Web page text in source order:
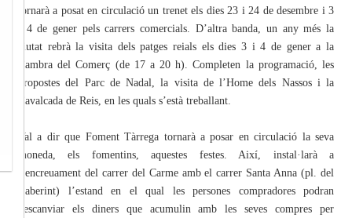
tornarà a posat en circulació un trenet els dies 23 i 24 de desembre i 3
i 4 de gener pels carrers comercials. D’altra banda, un any més la
ciutat rebrà la visita dels patges reials els dies 3 i 4 de gener a la
Cambra del Comerç (de 17 a 20 h). Completen la programació, les
propostes del Parc de Nadal, la visita de l’Home dels Nassos i la
Cavalcada de Reis, en les quals s’està treballant.
Val a dir que Foment Tàrrega tornarà a posar en circulació la seva
moneda, els fomentins, aquestes festes. Així, instal·larà a
l’encreuament del carrer del Carme amb el carrer Santa Anna (pl. del
Laberint) l’estand en el qual les persones compradores podran
bescanviar els diners que acumulin amb les seves compres per